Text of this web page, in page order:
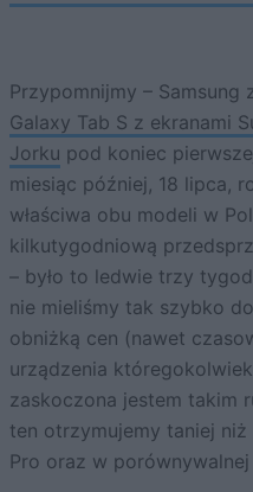
Przypomnijmy – Samsung
Galaxy Tab S z ekranami
Jorku pod koniec
miesiąc później, 18 lipca,
właściwa obu modeli w
kilkutygodniową
– było to ledwie trzy
nie mieliśmy tak szybko
obniżką cen (nawet
urządzenia
zaskoczona jestem takim
ten otrzymujemy taniej
Pro oraz w